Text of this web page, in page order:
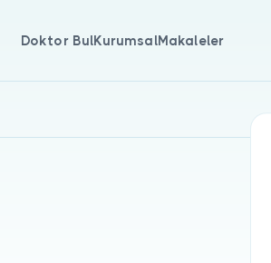
Doktor BulKurumsalMakaleler